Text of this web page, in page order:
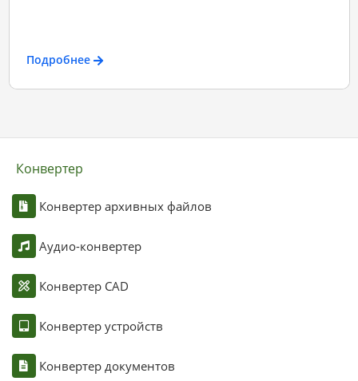
Подробнее
Конвертер
Конвертер архивных файлов
Аудио-конвертер
Конвертер CAD
Конвертер устройств
Конвертер документов